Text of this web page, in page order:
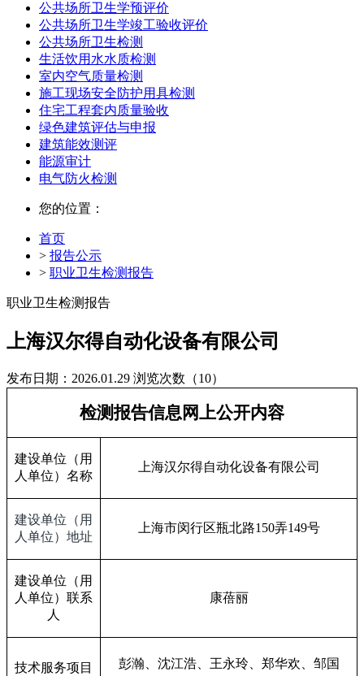
公共场所卫生学预评价
公共场所卫生学竣工验收评价
公共场所卫生检测
生活饮用水水质检测
室内空气质量检测
施工现场安全防护用具检测
住宅工程套内质量验收
绿色建筑评估与申报
建筑能效测评
能源审计
电气防火检测
您的位置：
首页
> 报告公示
> 职业卫生检测报告
职业卫生检测报告
上海汉尔得自动化设备有限公司
发布日期：2026.01.29 浏览次数（10）
检测报告信息网上公开内容
建设单位（用
人单位）名称
上海汉尔得自动化设备有限公司
建设单位（用
人单位）地址
上海市闵行区瓶北路150弄149号
建设单位（用
人单位）联系
人
康蓓丽
技术服务项目
彭瀚、沈江浩、王永玲、郑华欢、 邹国